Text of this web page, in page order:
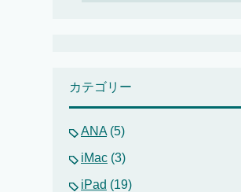
カテゴリー
ANA (5)
iMac (3)
iPad (19)